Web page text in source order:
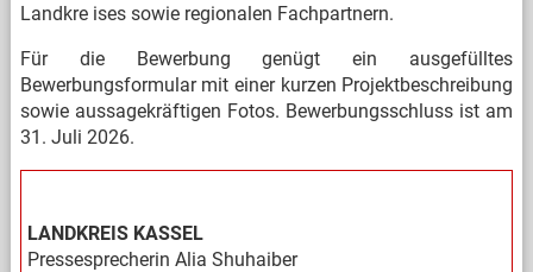
Landkre ises sowie regionalen Fachpartnern.
Für die Bewerbung genügt ein ausgefülltes
Bewerbungsformular mit einer kurzen Projektbeschreibung
sowie aussagekräftigen Fotos. Bewerbungsschluss ist am
31. Juli 2026.
LANDKREIS KASSEL
Pressesprecherin Alia Shuhaiber